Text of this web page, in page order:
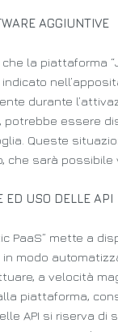
AGGIUNTIVE
che la piattaforma
durante
potrebbe essere
Queste
che sarà
ED USO DELLE API
PaaS” mette a
modo
a velocità
piattaforma,
API si riserva di